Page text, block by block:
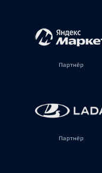
Партнёр
Партнёр